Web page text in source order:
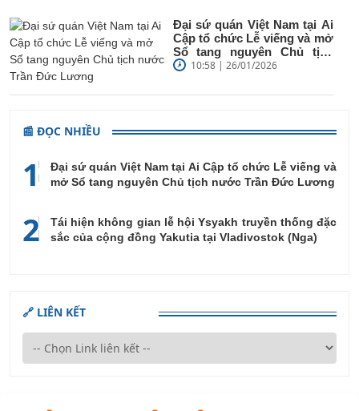
Đại sứ quán Việt Nam tại Ai
Cập tổ chức Lễ viếng và mở
Sổ tang nguyên Chủ tịch
nước Trần Đức...
10:58 | 26/01/2026
📰 ĐỌC NHIỀU
1
Đại sứ quán Việt Nam tại Ai Cập tổ chức Lễ viếng và
mở Sổ tang nguyên Chủ tịch nước Trần Đức Lương
2
Tái hiện không gian lễ hội Ysyakh truyền thống đặc
sắc của cộng đồng Yakutia tại Vladivostok (Nga)
🔗 LIÊN KẾT